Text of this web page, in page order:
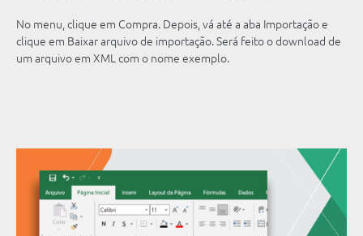
No menu, clique em Compra. Depois, vá até a aba Importação e
clique em Baixar arquivo de importação. Será feito o download de
um arquivo em XML com o nome exemplo.